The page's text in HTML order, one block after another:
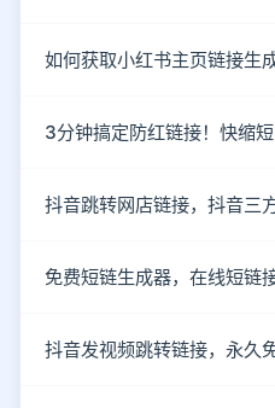
如何获取小红书主页链接生
抖音跳转网店链接，抖音三
免费短链生成器，在线短链
抖音发视频跳转链接，永久